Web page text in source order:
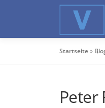
Startseite»
Peter